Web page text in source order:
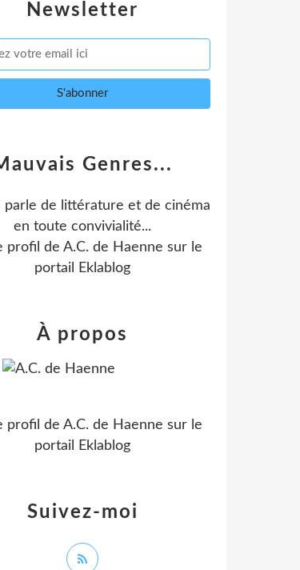
Newsletter
Genres...
parle de littérature et de cinéma
en toute convivialité...
profil de A.C. de Haenne sur le
portail Eklablog
Suivez-moi
À propos
profil de A.C. de Haenne sur le
portail Eklablog